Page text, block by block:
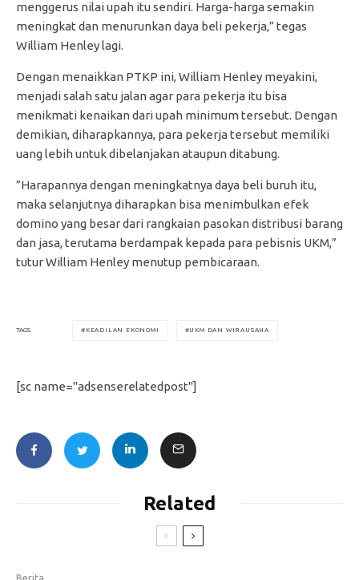
menggerus nilai upah itu sendiri. Harga-harga semakin
meningkat dan menurunkan daya beli pekerja,” tegas
William Henley lagi.
Dengan menaikkan PTKP ini, William Henley meyakini,
menjadi salah satu jalan agar para pekerja itu bisa
menikmati kenaikan dari upah minimum tersebut. Dengan
demikian, diharapkannya, para pekerja tersebut memiliki
uang lebih untuk dibelanjakan ataupun ditabung.
”Harapannya dengan meningkatnya daya beli buruh itu,
maka selanjutnya diharapkan bisa menimbulkan efek
domino yang besar dari rangkaian pasokan distribusi barang
dan jasa, terutama berdampak kepada para pebisnis UKM,”
tutur William Henley menutup pembicaraan.
TAGS KEADILAN EKONOMI UKM DAN WIRAUSAHA
[sc name="adsenserelatedpost"]
Related
Berita